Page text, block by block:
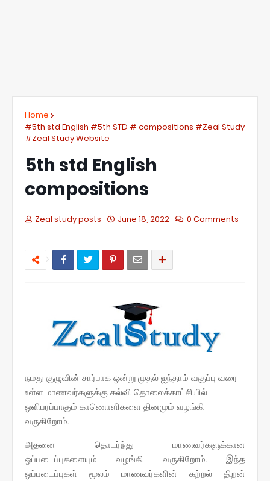
Home
#5th std English #5th STD # compositions #Zeal Study
#Zeal Study Website
5th std English
compositions
Zeal study posts June 18, 2022 0 Comments
நமது குழுவின் சார்பாக ஒன்று முதல் ஐந்தாம் வகுப்பு வரை
உள்ள மாணவர்களுக்கு கல்வி தொலைக்காட்சியில்
ஒளிபரப்பாகும் காணொளிகளை தினமும் வழங்கி
வருகிறோம்.
அதனை தொடர்ந்து மாணவர்களுக்கான
ஒப்படைப்புகளையும் வழங்கி வருகிறோம். இந்த
ஒப்படைப்புகள் மூலம் மாணவர்களின் கற்றல் திறன்